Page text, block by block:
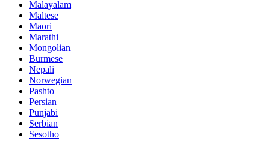
Malayalam
Maltese
Maori
Marathi
Mongolian
Burmese
Nepali
Norwegian
Pashto
Persian
Punjabi
Serbian
Sesotho